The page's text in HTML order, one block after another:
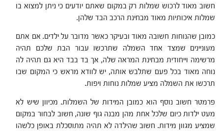
חשוב מאוד לרכוש שמלות רק במקום שאתם יודעים כי ניתן למצוא בו
שמלות איכותיות מאוד מבחינת הרכב הבד שלהן.
כמובן שהנוחות חשובה מאוד ובעיקר כאשר מדובר על ילדים. אם אתם
מעוניינים שמצד אחד השמלה שתרכשו עבור הבת שלכם תהיה
מרשימה וייחודית מבחינת המראה שלה, אך בד בבד היא גם תהיה לה
נוחה מאוד בכל פעם שתלבש אותה, יש לוודא מראש כי המקום שבו
תרכשו את השמלה מציע שמלות נוחות ויפות.
פרמטר חשוב נוסף הוא כמובן המידות של השמלות. מכיוון שיש לא
מעט ילדות כיום שלכל אחת מהן מבנה גוף שונה, חשוב לבחור במקום
שמציע מגוון מידות. חשוב שהילדה לא תהיה מתוסכלת באופן כלשהו